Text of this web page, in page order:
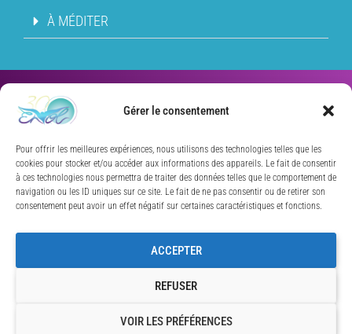
Gérer le consentement
Pour offrir les meilleures expériences, nous utilisons des technologies telles que les
cookies pour stocker et/ou accéder aux informations des appareils. Le fait de consentir
à ces technologies nous permettra de traiter des données telles que le comportement de
navigation ou les ID uniques sur ce site. Le fait de ne pas consentir ou de retirer son
consentement peut avoir un effet négatif sur certaines caractéristiques et fonctions.
ACCEPTER
REFUSER
VOIR LES PRÉFÉRENCES
À MÉDITER
à une évolution spirituelle
Depuis 1995.
Association à but non lucratif
sous couvert de la Loi 1901
SIÈGE SOCIAL : 626, rue du Bazinghien – 59120 LOOS